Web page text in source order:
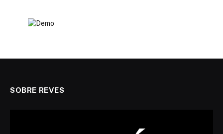
SOBRE REVES